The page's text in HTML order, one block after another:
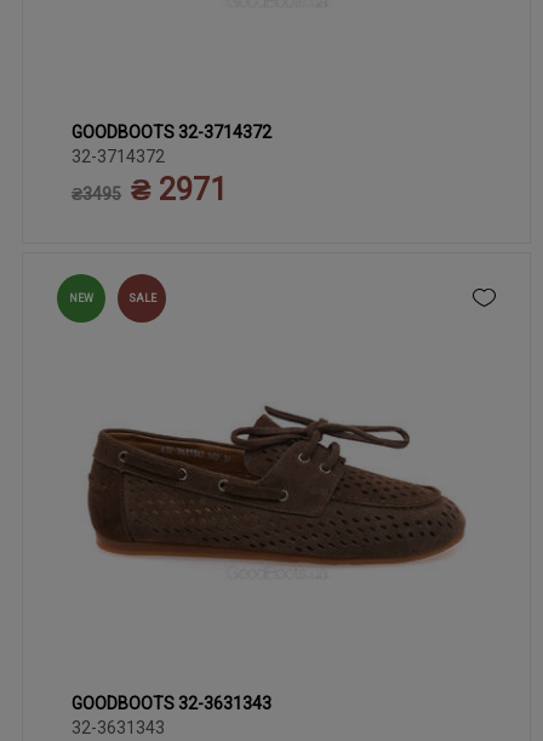
36 37 38 39 40
GOODBOOTS 32-3714372
32-3714372
₴3495 ₴ 2971
NEW SALE
36 37 38 39 40
GOODBOOTS 32-3631343
32-3631343